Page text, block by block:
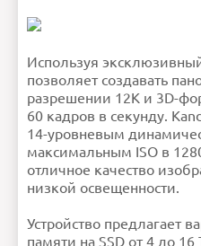
Используя
позволяет создавать
разрешении 12K и 3D-
60 кадров в секунду.
14-уровневым
максимальным ISO в
отличное качество
низкой освещенности.
Устройство предлагает
памяти на SSD от 4 до